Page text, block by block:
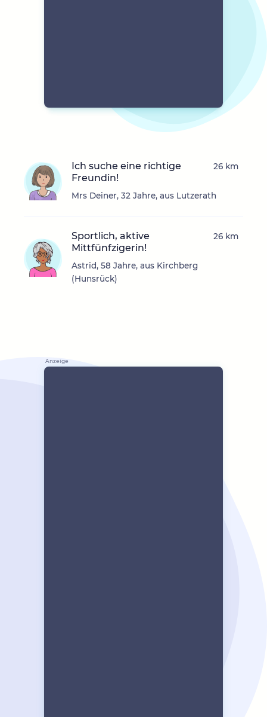
Ich suche eine richtige
Freundin!
Mrs Deiner, 32 Jahre, aus Lutzerath
26 km
Sportlich, aktive
Mittfünfzigerin!
Astrid, 58 Jahre, aus Kirchberg
(Hunsrück)
26 km